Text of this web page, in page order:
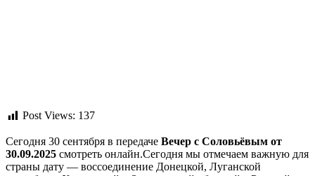
Post Views: 137
Сегодня 30 сентября в передаче Вечер с Соловьёвым от
30.09.2025 смотреть онлайн.Сегодня мы отмечаем важную для
страны дату — воссоединение Донецкой, Луганской